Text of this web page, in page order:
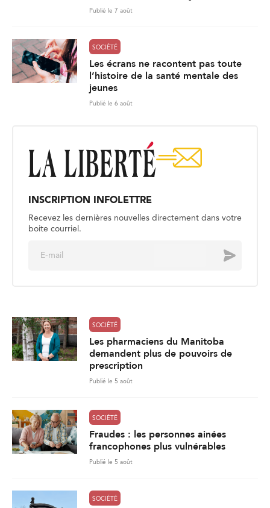
Publié le 7 août
SOCIÉTÉ
Les écrans ne racontent pas toute
l’histoire de la santé mentale des
jeunes
Publié le 6 août
INSCRIPTION INFOLETTRE
Recevez les dernières nouvelles directement dans votre
boite courriel.
Envoyer
SOCIÉTÉ
Les pharmaciens du Manitoba
demandent plus de pouvoirs de
prescription
Publié le 5 août
SOCIÉTÉ
Fraudes : les personnes ainées
francophones plus vulnérables
Publié le 5 août
SOCIÉTÉ